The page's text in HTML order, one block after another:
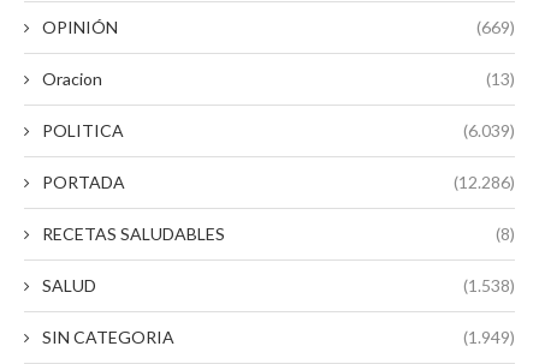
OPINIÓN (669)
Oracion (13)
POLITICA (6.039)
PORTADA (12.286)
RECETAS SALUDABLES (8)
SALUD (1.538)
SIN CATEGORIA (1.949)